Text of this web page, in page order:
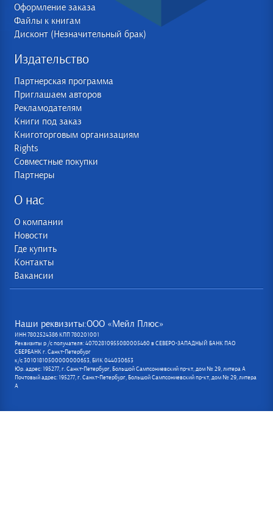
Оформление заказа
Файлы к книгам
Дисконт (Незначительный брак)
Издательство
Партнерская программа
Приглашаем авторов
Рекламодателям
Книги под заказ
Книготорговым организациям
Rights
Совместные покупки
Партнеры
О нас
О компании
Новости
Где купить
Контакты
Вакансии
Наши реквизиты:ООО «Мейл Плюс»
ИНН 7802524386 КПП 780201001
Реквизиты р /с получателя: 40702810955080005460 в СЕВЕРО-ЗАПАДНЫЙ БАНК ПАО
СБЕРБАНК г. Санкт-Петербург
к/с 30101810500000000653, БИК 044030653
Юр. адрес: 195277, г. Санкт-Петербург, Большой Сампсониевский пр-кт, дом № 29, литера А
Почтовый адрес: 195277, г. Санкт-Петербург, Большой Сампсониевский пр-кт, дом № 29, литера
А